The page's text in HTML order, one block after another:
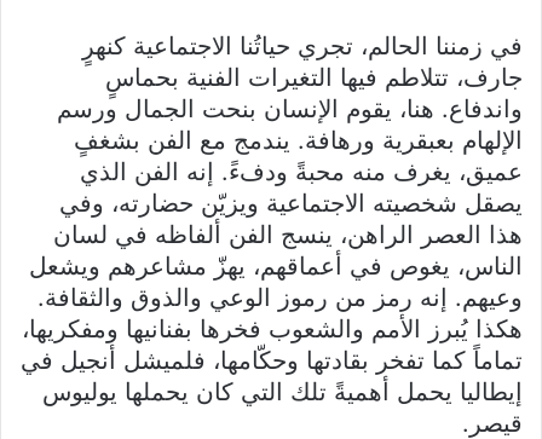
في زمننا الحالم، تجري حياتُنا الاجتماعية كنهرٍ
جارف، تتلاطم فيها التغيرات الفنية بحماسٍ
واندفاع. هنا، يقوم الإنسان بنحت الجمال ورسم
الإلهام بعبقرية ورهافة. يندمج مع الفن بشغفٍ
عميق، يغرف منه محبةً ودفءً. إنه الفن الذي
يصقل شخصيته الاجتماعية ويزيّن حضارته، وفي
هذا العصر الراهن، ينسج الفن ألفاظه في لسان
الناس، يغوص في أعماقهم، يهزّ مشاعرهم ويشعل
وعيهم. إنه رمز من رموز الوعي والذوق والثقافة.
هكذا يُبرز الأمم والشعوب فخرها بفنانيها ومفكريها،
تماماً كما تفخر بقادتها وحكّامها، فلميشل أنجيل في
إيطاليا يحمل أهميةً تلك التي كان يحملها يوليوس
قيصر.